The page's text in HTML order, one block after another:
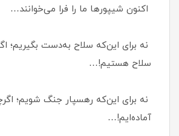
اکنون شیپورها ما را فرا می‌خوانند…
نه برای این‌که سلاح به‌دست بگیریم؛
سلاح هستیم!…
نه برای این‌که رهسپار جنگ شویم؛
آماده‌ایم!…